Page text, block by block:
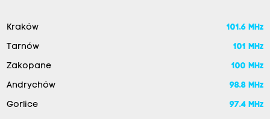
Kraków 101.6 MHz
Tarnów 101 MHz
Zakopane 100 MHz
Andrychów 98.8 MHz
Gorlice 97.4 MHz